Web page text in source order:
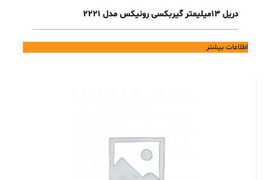
دریل 13میلیمتر گیربکسی رونیکس مدل 2221
اطلاعات بیشتر